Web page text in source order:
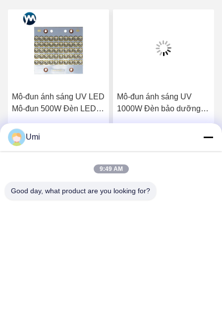
Mô-đun ánh sáng UV LED
Mô-đun 500W Đèn LED
UV 395nm
Mô-đun ánh sáng UV
1000W Đèn bảo dưỡng
Umi
9:49 AM
Good day, what product are you looking for?